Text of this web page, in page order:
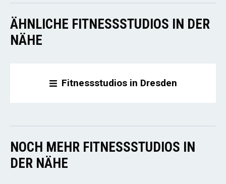
ÄHNLICHE FITNESSSTUDIOS IN DER
NÄHE
Fitnessstudios in Dresden
NOCH MEHR FITNESSSTUDIOS IN
DER NÄHE